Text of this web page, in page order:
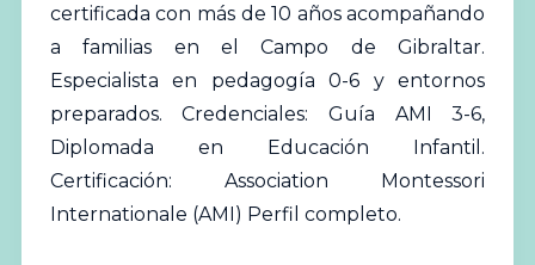
certificada con más de 10 años acompañando
a familias en el Campo de Gibraltar.
Especialista en pedagogía 0-6 y entornos
preparados. Credenciales: Guía AMI 3-6,
Diplomada en Educación Infantil.
Certificación: Association Montessori
Internationale (AMI) Perfil completo.